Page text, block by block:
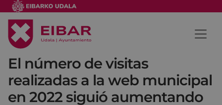
El número de visitas
realizadas a la web municipal
en 2022 siguió aumentando